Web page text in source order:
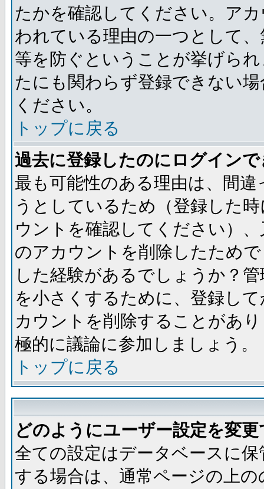
たかを確認してください。ア
われている理由の一つとして
等を防ぐということが挙げら
たにも関わらず登録できない
ください。
トップに戻る
過去に登録したのにログイン
最も可能性のある理由は、間
うとしているため（登録した
ウントを確認してください）
のアカウントを削除したため
した経験があるでしょうか？
を小さくするために、登録し
カウントを削除することがあ
極的に議論に参加しましょう。
トップに戻る
どのようにユーザー設定を変
全ての設定はデータベースに
する場合は、通常ページの上